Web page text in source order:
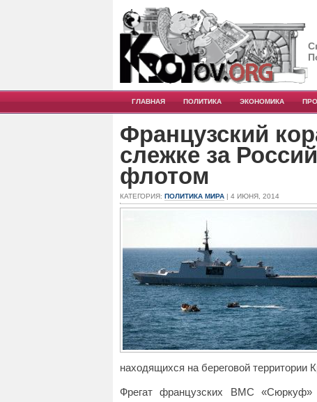
ГЛАВНАЯ ПОЛИТИКА ЭКОНОМИКА
Французский
слежке за
флотом
КАТЕГОРИЯ: ПОЛИТИКА МИРА | 4 ИЮНЯ, 2014
находящихся на береговой территории
Фрегат французских ВМС «Сюркуф»